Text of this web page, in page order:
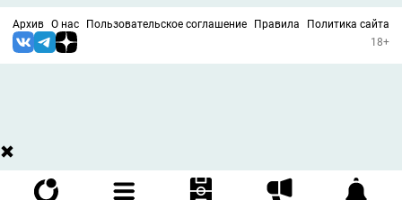
Архив О нас Пользовательское соглашение Правила
Политика сайта
18+